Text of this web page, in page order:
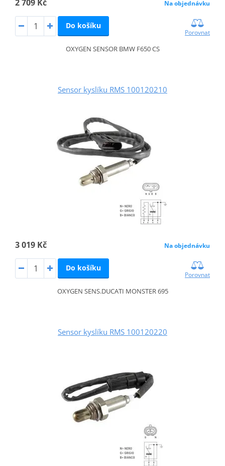
2 709 Kč Na objednávku
Do košíku
Porovnat
OXYGEN SENSOR BMW F650 CS
Sensor kyslíku RMS 100120210
3 019 Kč Na objednávku
Do košíku
Porovnat
OXYGEN SENS.DUCATI MONSTER 695
Sensor kyslíku RMS 100120220